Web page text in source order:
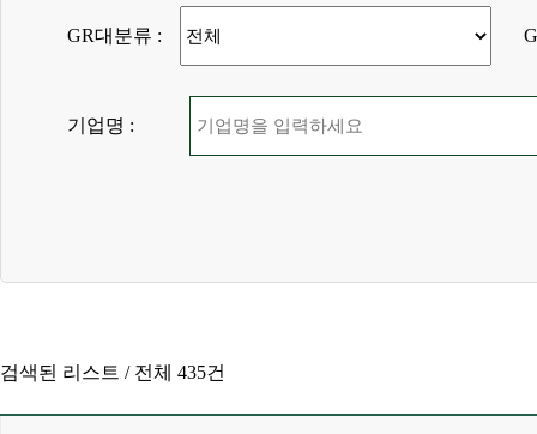
GR대분류 :
기업명 :
검색된 리스트 / 전체 435건